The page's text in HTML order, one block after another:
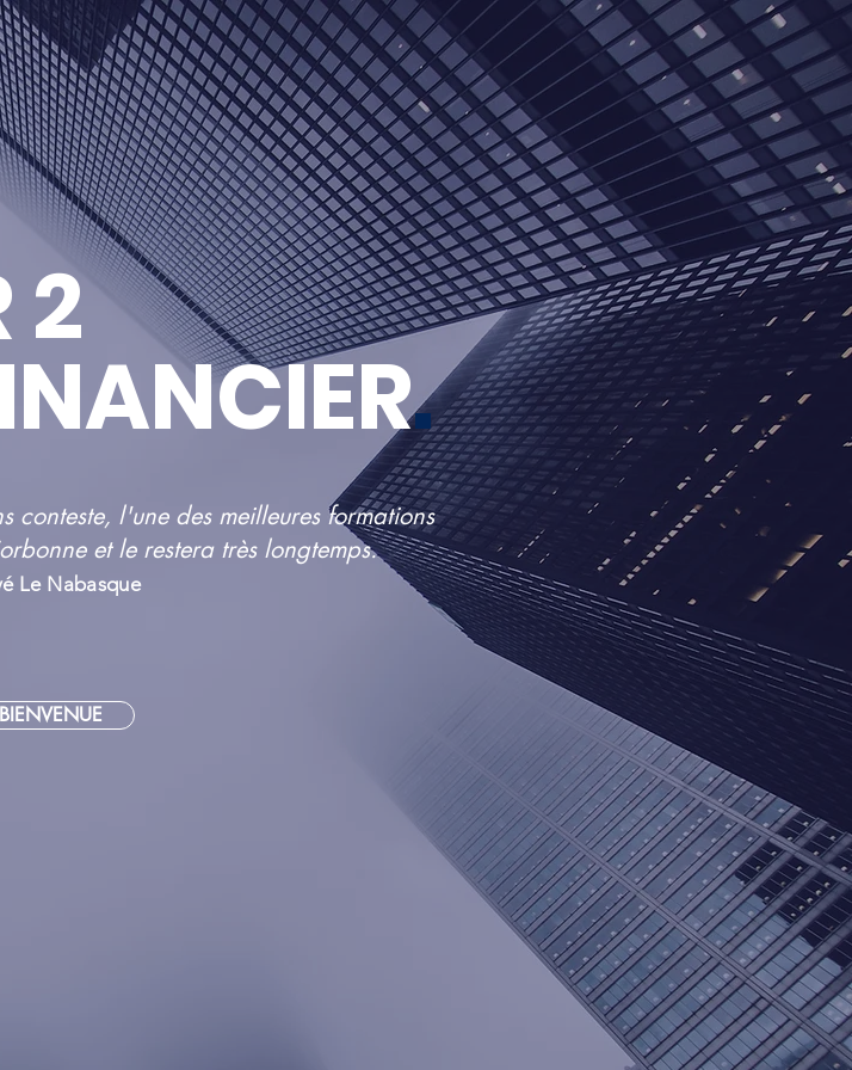
2
.
conteste, l'une des meilleures formations
et le restera très longtemps.
Le Nabasque
BIENVENUE